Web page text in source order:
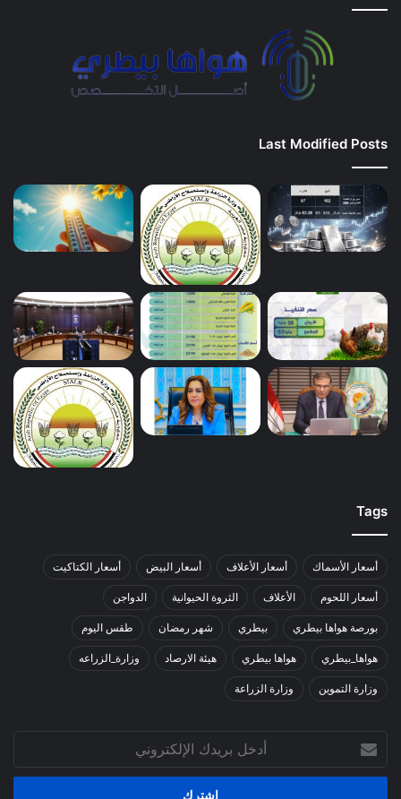
Last Modified Posts
Tags
أسعار الأسماك أسعار الأعلاف أسعار البيض أسعار الكتاكيت
أسعار اللحوم الأعلاف الثروة الحيوانية الدواجن
بورصة هواها بيطري بيطري شهر رمضان طقس اليوم
هواها_بيطري هواها بيطري هيئة الارصاد وزارة_الزراعه
وزارة التموين وزارة الزراعة
بريدك
الإلكتروني